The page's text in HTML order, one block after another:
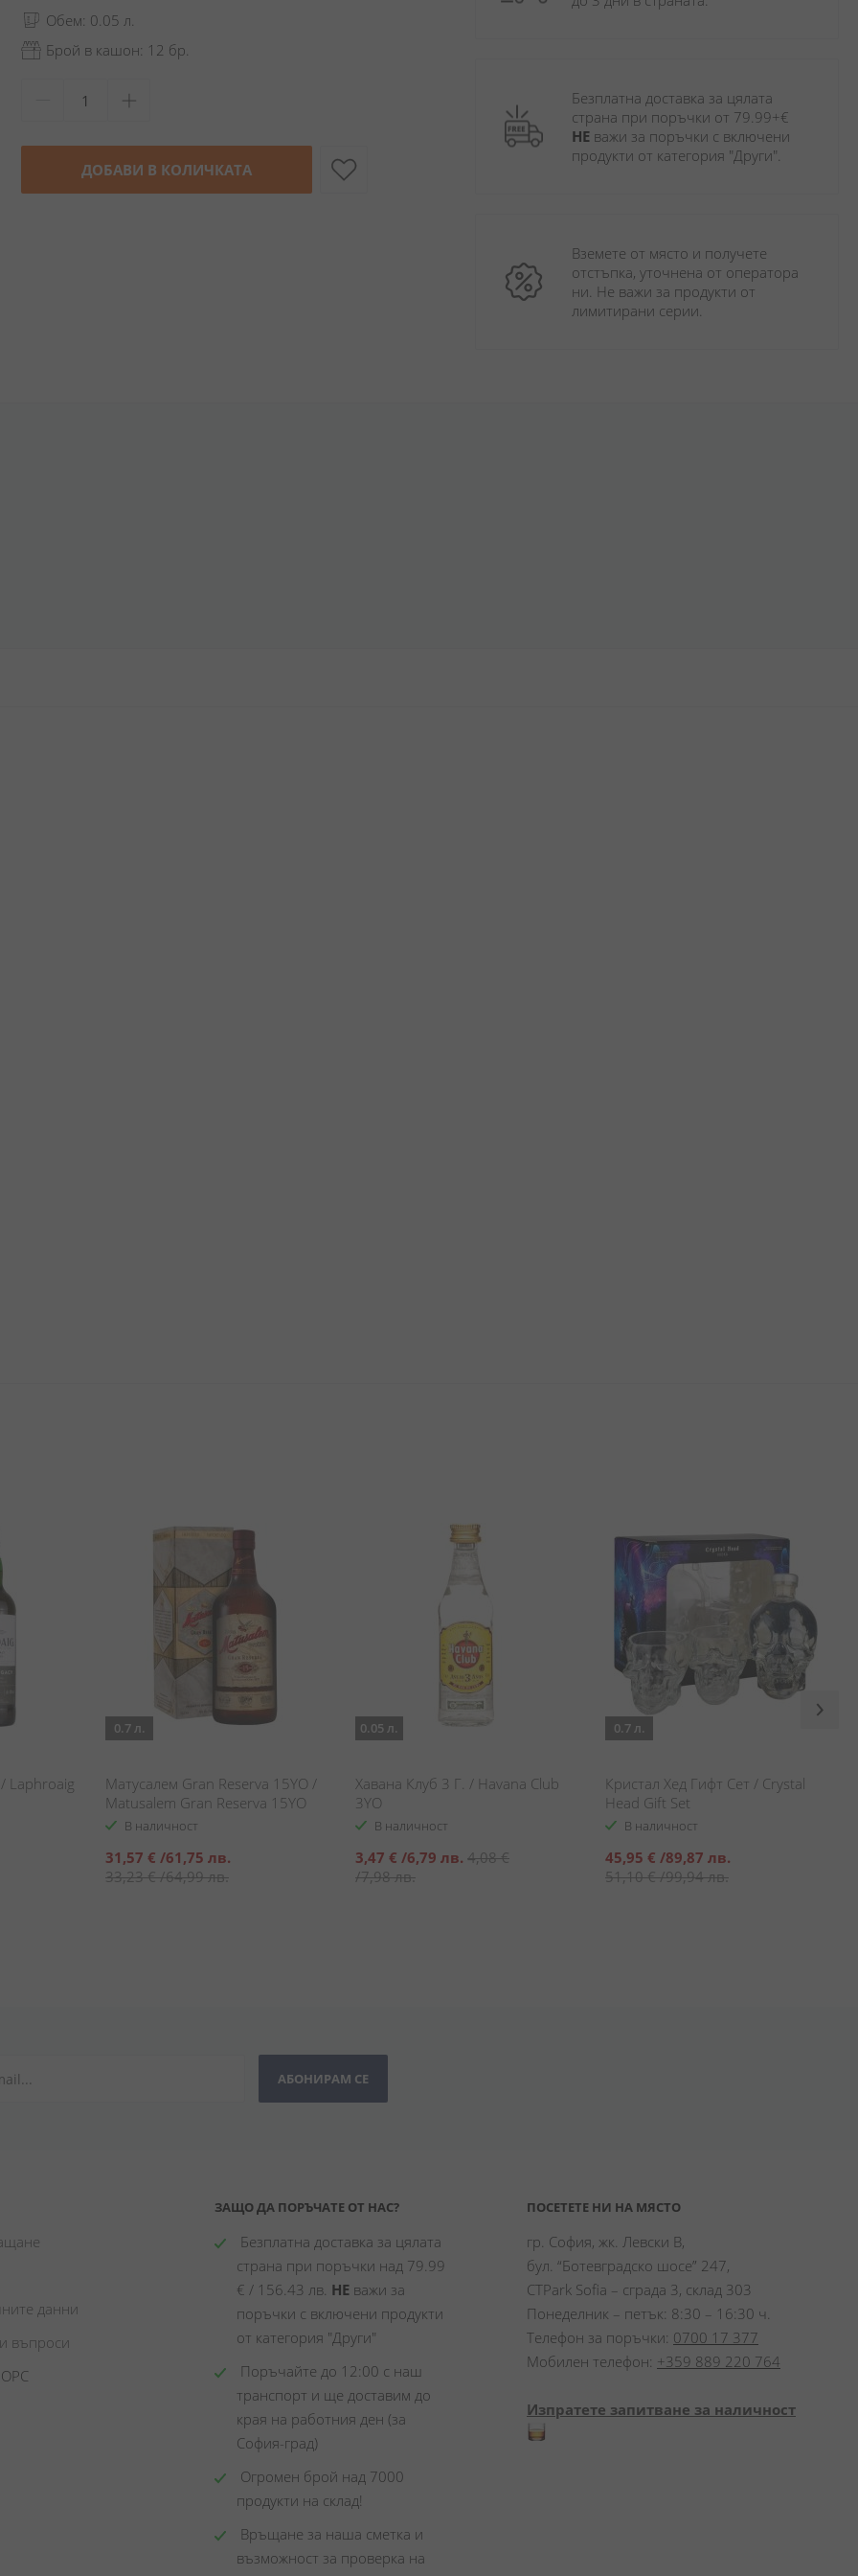
Обем: 0.05 л.
Брой в кашон: 12 бр.
ДОБАВИ В КОЛИЧКАТА
Безплатна доставка за цялата
НЕ важи за поръчки с включени
продукти от категория "Други".
Вземете от място и получете
отстъпка, уточнена от оператора
ни. Не важи за продукти от
лимитирани серии.
Laphroaig
0.7 л.
Матусалем Gran Reserva 15YO /
Matusalem Gran Reserva 15YO
В наличност
Специална
цена
31,57 € /61,75 лв.
33,23 €/64,99 лв.
0.05 л.
Хавана Клуб 3 Г. / Havana Club
3YO
В наличност
Специална
цена
3,47 € /6,79 лв. 4,08 €
/7,98 лв.
0.7 л.
Кристал Хед Гифт Сет / Crystal
Head Gift Set
В наличност
Специална
цена
45,95 € /89,87 лв.
51,10 €/99,94 лв.
АБОНИРАМ СЕ
данни
въпроси
ЗАЩО ДА ПОРЪЧАТЕ ОТ НАС?
Безплатна доставка за цялата
страна при поръчки над 79.99
€ / 156.43 лв. НЕ важи за
поръчки с включени продукти
от категория "Други"
Поръчайте до 12:00 с наш
транспорт и ще доставим до
края на работния ден (за
София-град)
Огромен брой над 7000
продукти на склад!
Връщане за наша сметка и
възможност за проверка на
ПОСЕТЕТЕ НИ НА МЯСТО
гр. София, жк. Левски В,
бул. “Ботевградско шосе” 247,
CTPark Sofia – сграда 3, склад 303
Понеделник – петък: 8:30 – 16:30 ч.
Телефон за поръчки: 0700 17 377
Мобилен телефон: +359 889 220 764
Изпратете запитване за наличност